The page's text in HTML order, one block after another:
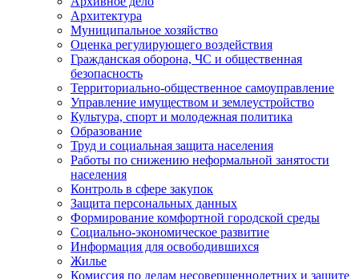
Архитектура
Муниципальное хозяйство
Оценка регулирующего воздействия
Гражданская оборона, ЧС и общественная
безопасность
Территориально-общественное самоуправление
Управление имуществом и землеустройство
Культура, спорт и молодежная политика
Образование
Труд и социальная защита населения
Работы по снижению неформальной занятости
населения
Контроль в сфере закупок
Защита персональных данных
Формирование комфортной городской среды
Социально-экономическое развитие
Информация для освободившихся
Жилье
Комиссия по делам несовершеннолетних и защите